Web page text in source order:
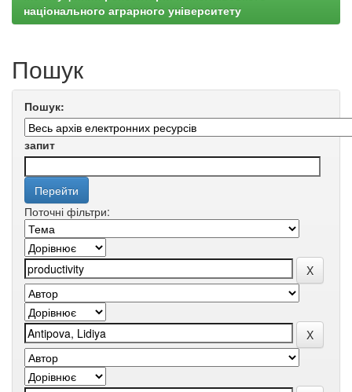
національного аграрного університету
Пошук
Пошук:
запит
Поточні фільтри: